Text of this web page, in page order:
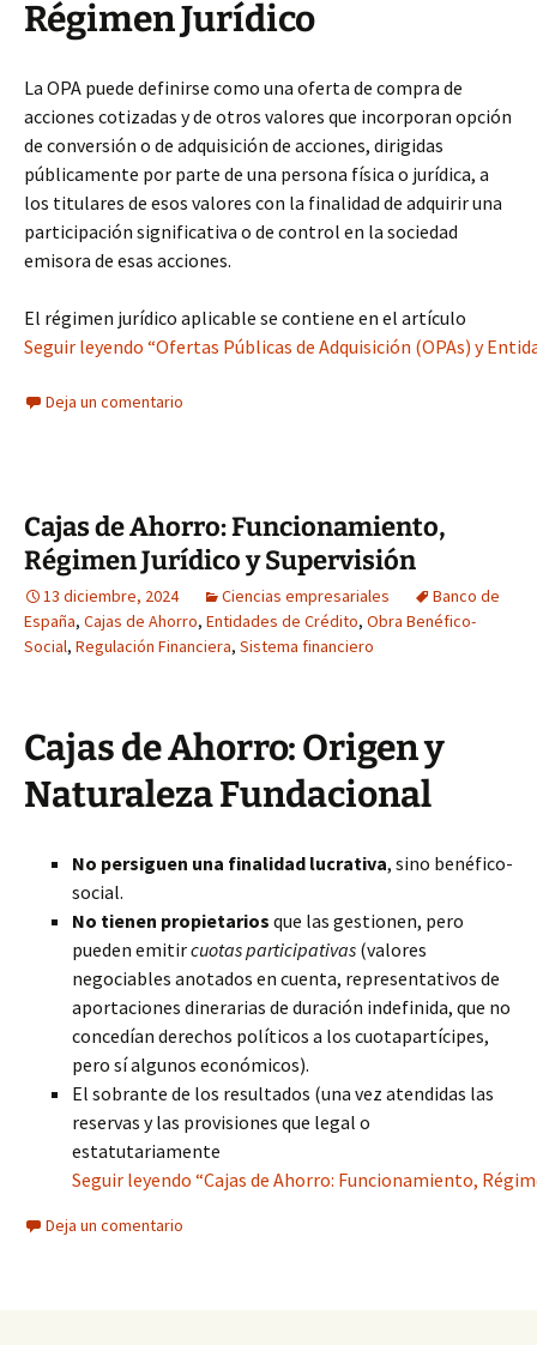
Régimen Jurídico
La OPA puede definirse como una oferta de compra de
acciones cotizadas y de otros valores que incorporan opción
de conversión o de adquisición de acciones, dirigidas
públicamente por parte de una persona física o jurídica, a
los titulares de esos valores con la finalidad de adquirir una
participación significativa o de control en la sociedad
emisora de esas acciones.
El régimen jurídico aplicable se contiene en el artículo
Seguir leyendo “Ofertas Públicas de Adquisición (OPAs) y
Deja un comentario
Cajas de Ahorro: Funcionamiento,
Régimen Jurídico y Supervisión
13 diciembre, 2024 Ciencias empresariales
Banco de
España, Cajas de Ahorro, Entidades de Crédito, Obra Benéfico-
Social, Regulación Financiera, Sistema financiero
Cajas de Ahorro: Origen y
Naturaleza Fundacional
No persiguen una finalidad lucrativa, sino benéfico-
social.
No tienen propietarios que las gestionen, pero
pueden emitircuotas participativas (valores
negociables anotados en cuenta, representativos de
aportaciones dinerarias de duración indefinida, que no
concedían derechos políticos a los cuotapartícipes,
pero sí algunos económicos).
El sobrante de los resultados (una vez atendidas las
reservas y las provisiones que legal o
estatutariamente
Seguir leyendo “Cajas de Ahorro: Funcionamiento,
Deja un comentario